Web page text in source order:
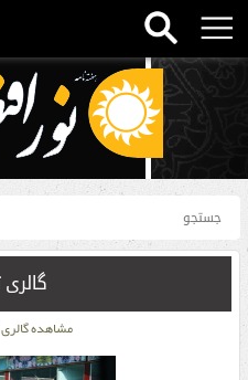
گالری
مشاهده